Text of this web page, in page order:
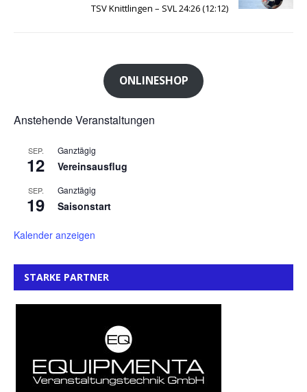
TSV Knittlingen – SVL 24:26 (12:12)
ONLINESHOP
Anstehende Veranstaltungen
SEP.
12
Ganztägig
Vereinsausflug
SEP.
19
Ganztägig
Saisonstart
Kalender anzeigen
STARKE PARTNER